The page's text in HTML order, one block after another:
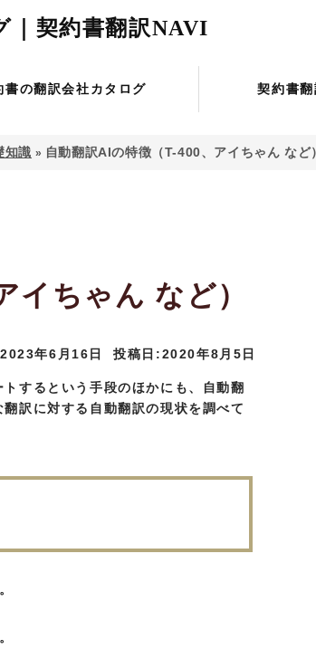
｜契約書翻訳NAVI
書の翻訳会社カタログ 契約書
知識 » 自動翻訳AIの特徴（T-400、アイちゃん など）
イちゃん など）
年6月16日 投稿日:2020年8月5日
するという手段のほかにも、自動翻
訳に対する自動翻訳の現状を調べて